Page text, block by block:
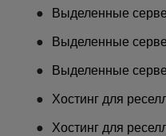
Выделенные
Выделенные
Выделенные
Хостинг для
Хостинг для